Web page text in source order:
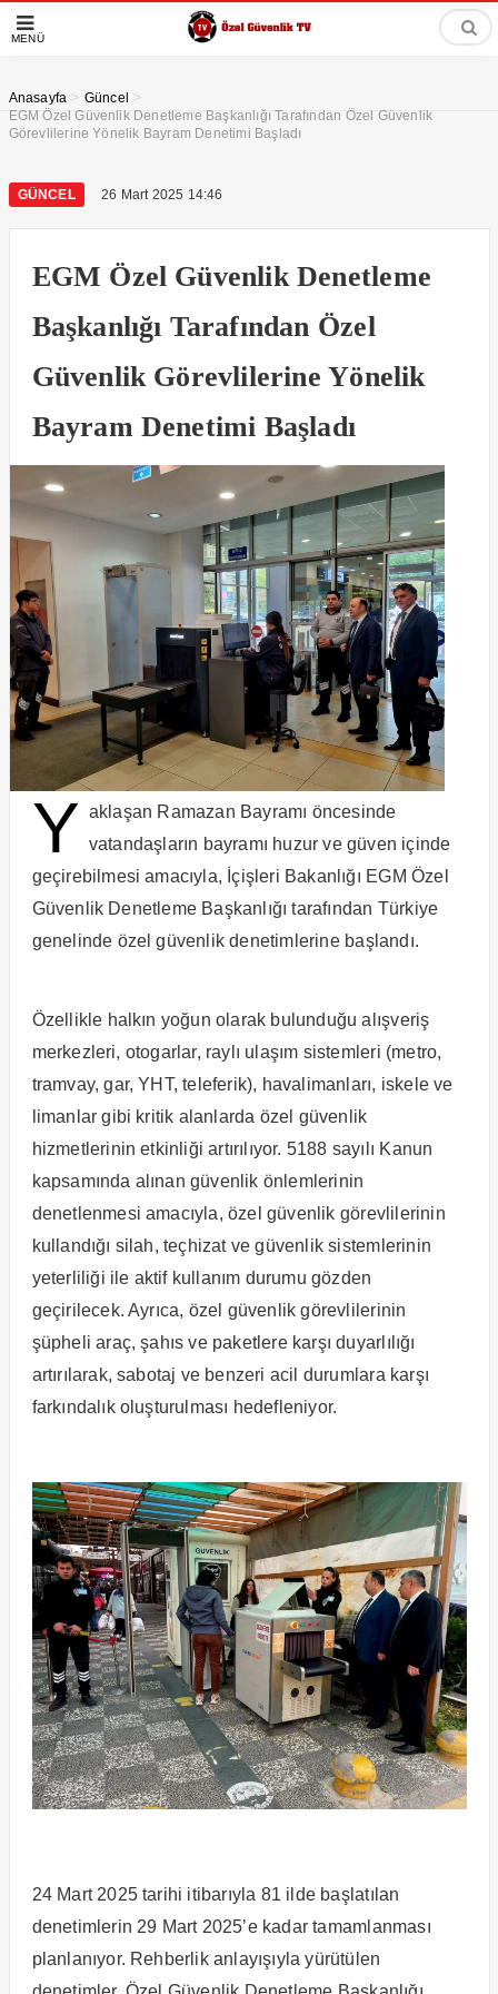
MENÜ
Anasayfa > Güncel >
EGM Özel Güvenlik Denetleme Başkanlığı Tarafından Özel Güvenlik
Görevlilerine Yönelik Bayram Denetimi Başladı
GÜNCEL 26 Mart 2025 14:46
EGM Özel Güvenlik Denetleme
Başkanlığı Tarafından Özel
Güvenlik Görevlilerine Yönelik
Bayram Denetimi Başladı
Y aklaşan Ramazan Bayramı öncesinde
vatandaşların bayramı huzur ve güven içinde
geçirebilmesi amacıyla, İçişleri Bakanlığı EGM Özel
Güvenlik Denetleme Başkanlığı tarafından Türkiye
genelinde özel güvenlik denetimlerine başlandı.
Özellikle halkın yoğun olarak bulunduğu alışveriş
merkezleri, otogarlar, raylı ulaşım sistemleri (metro,
tramvay, gar, YHT, teleferik), havalimanları, iskele ve
limanlar gibi kritik alanlarda özel güvenlik
hizmetlerinin etkinliği artırılıyor. 5188 sayılı Kanun
kapsamında alınan güvenlik önlemlerinin
denetlenmesi amacıyla, özel güvenlik görevlilerinin
kullandığı silah, teçhizat ve güvenlik sistemlerinin
yeterliliği ile aktif kullanım durumu gözden
geçirilecek. Ayrıca, özel güvenlik görevlilerinin
şüpheli araç, şahıs ve paketlere karşı duyarlılığı
artırılarak, sabotaj ve benzeri acil durumlara karşı
farkındalık oluşturulması hedefleniyor.
24 Mart 2025 tarihi itibarıyla 81 ilde başlatılan
denetimlerin 29 Mart 2025’e kadar tamamlanması
planlanıyor. Rehberlik anlayışıyla yürütülen